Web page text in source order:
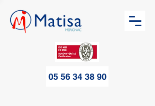
05 56 34 38 90